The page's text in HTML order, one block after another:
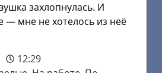
захлопнулась. И
— мне не хотелось из неё
12:29